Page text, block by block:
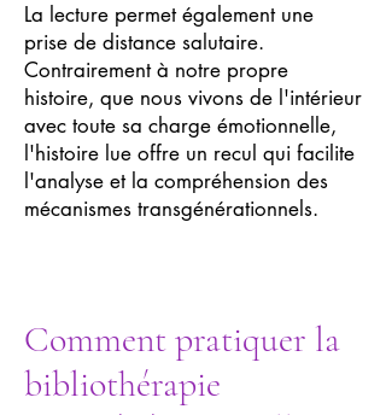
La lecture permet également une
prise de distance salutaire.
Contrairement à notre propre
histoire, que nous vivons de l'intérieur
avec toute sa charge émotionnelle,
l'histoire lue offre un recul qui facilite
l'analyse et la compréhension des
mécanismes transgénérationnels.
Comment pratiquer la
bibliothérapie